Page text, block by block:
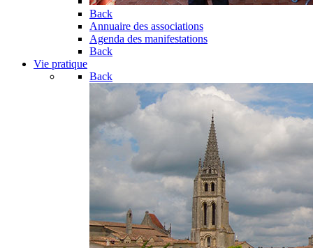
Back
Annuaire des associations
Agenda des manifestations
Back
Vie pratique
Back